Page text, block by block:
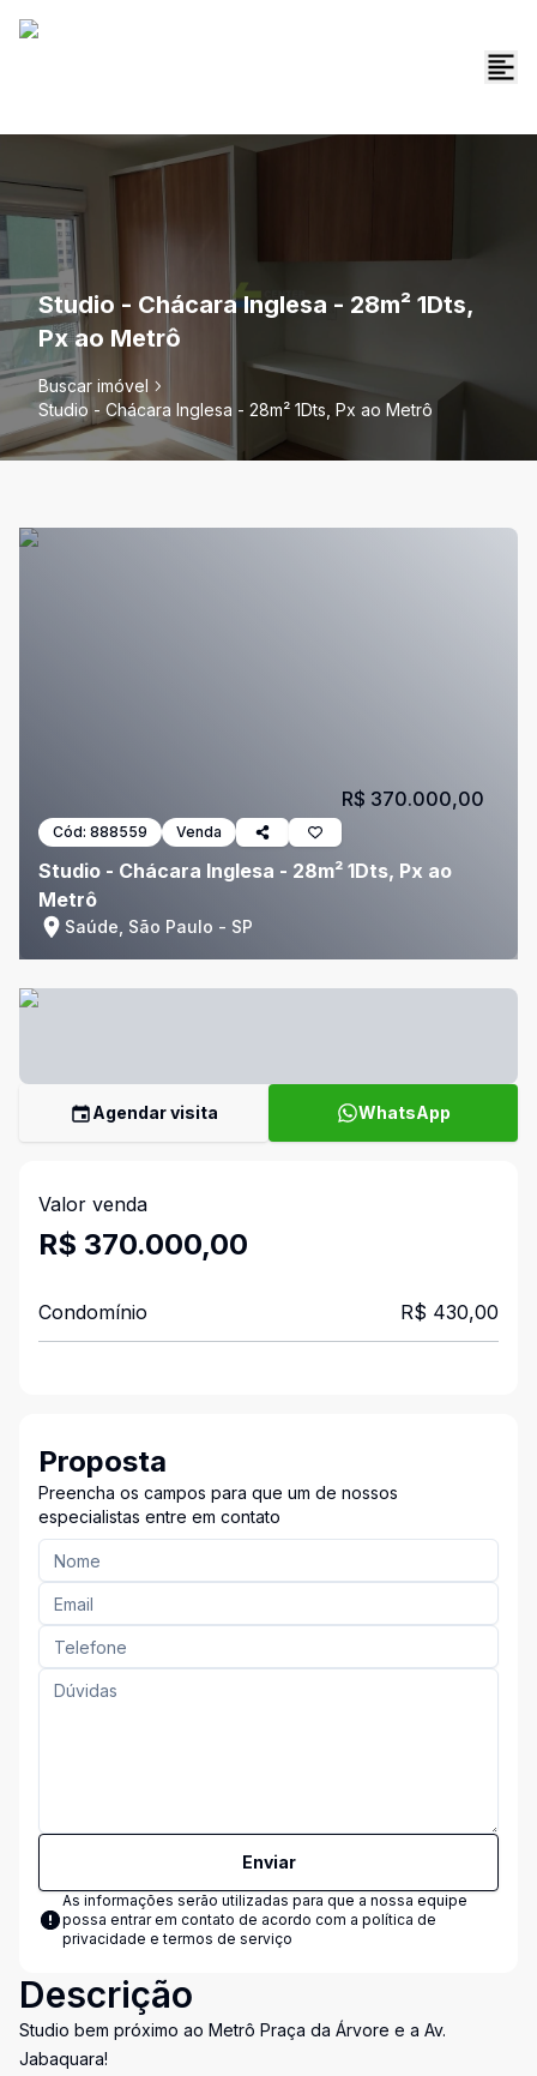
Studio - Chácara Inglesa - 28m² 1Dts,
Px ao Metrô
Buscar imóvel
Studio - Chácara Inglesa - 28m² 1Dts, Px ao Metrô
Cód: 888559 Venda
Studio - Chácara Inglesa - 28m² 1Dts, Px ao
Metrô
Saúde, São Paulo - SP
R$ 370.000,00
Agendar visita WhatsApp
Valor venda
R$ 370.000,00
Condomínio R$ 430,00
Proposta
Preencha os campos para que um de nossos
especialistas entre em contato
Enviar
As informações serão utilizadas para que a nossa equipe
possa entrar em contato de acordo com a política de
privacidade e termos de serviço
Descrição
Studio bem próximo ao Metrô Praça da Árvore e a Av.
Jabaquara!